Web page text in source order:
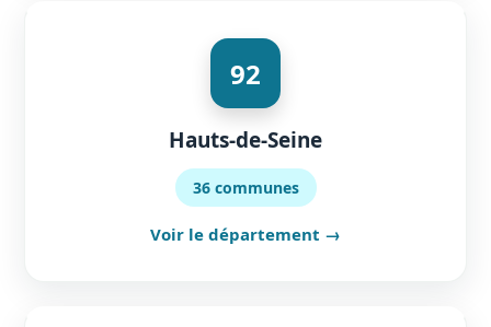
92
Hauts-de-Seine
36 communes
Voir le département →